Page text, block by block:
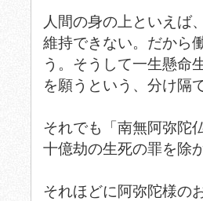
人間の身の上といえば
維持できない。だから
う。そうして一生懸命
を願うという、分け隔
それでも「南無阿弥陀
十億劫の生死の罪を除
それほどに阿弥陀様の